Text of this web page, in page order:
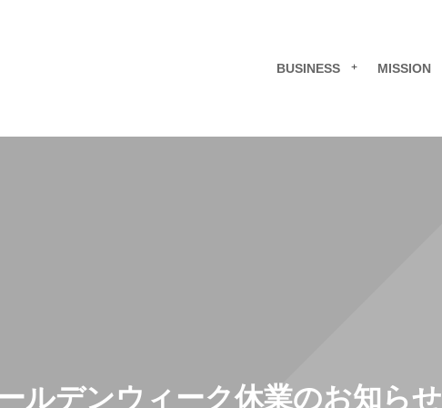
BUSINESS MISSION
ルデンウィーク休業のお知らせ